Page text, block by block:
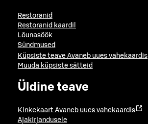
Restoranid
Restoranid kaardil
Lõunasöök
Sündmused
Küpsiste teave Avaneb uues vahekaardis
Muuda küpsiste sätteid
Üldine teave
Kinkekaart Avaneb uues vahekaardis
Ajakirjandusele